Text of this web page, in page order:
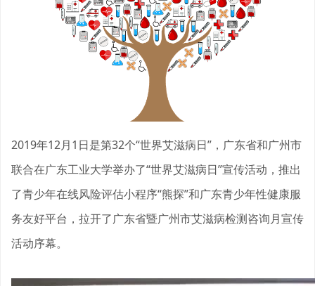
2019年12月1日是第32个“世界艾滋病日”，广东省和广州市
联合在广东工业大学举办了“世界艾滋病日”宣传活动，推出
了青少年在线风险评估小程序“熊探”和广东青少年性健康服
务友好平台，拉开了广东省暨广州市艾滋病检测咨询月宣传
活动序幕。